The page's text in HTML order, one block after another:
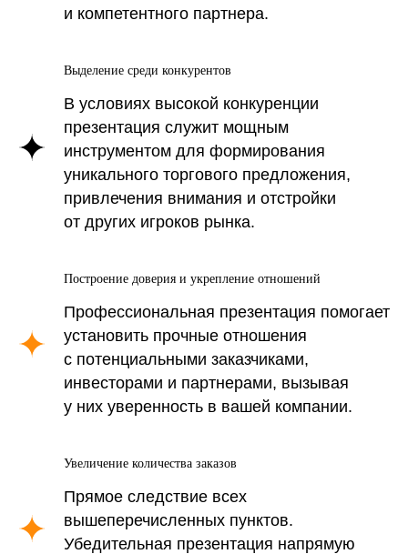
и компетентного партнера.
Выделение среди конкурентов
В условиях высокой конкуренции
презентация служит мощным
инструментом для формирования
уникального торгового предложения,
привлечения внимания и отстройки
от других игроков рынка.
Построение доверия и укрепление отношений
Профессиональная презентация помогает
установить прочные отношения
с потенциальными заказчиками,
инвесторами и партнерами, вызывая
у них уверенность в вашей компании.
Увеличение количества заказов
Прямое следствие всех
вышеперечисленных пунктов.
Убедительная презентация напрямую